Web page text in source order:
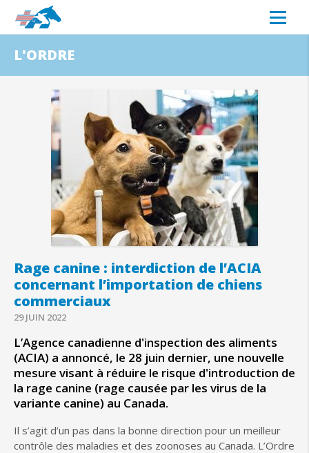
L'ORDRE
Rage canine : interdiction de l’ACIA
concernant l’importation de chiens
commerciaux
29 JUIN 2022
L’Agence canadienne d'inspection des aliments
(ACIA) a annoncé, le 28 juin dernier, une nouvelle
mesure visant à réduire le risque d'introduction de
la rage canine (rage causée par les virus de la
variante canine) au Canada.
Il s’agit d’un pas dans la bonne direction pour un meilleur
contrôle des maladies et des zoonoses au Canada. L’Ordre